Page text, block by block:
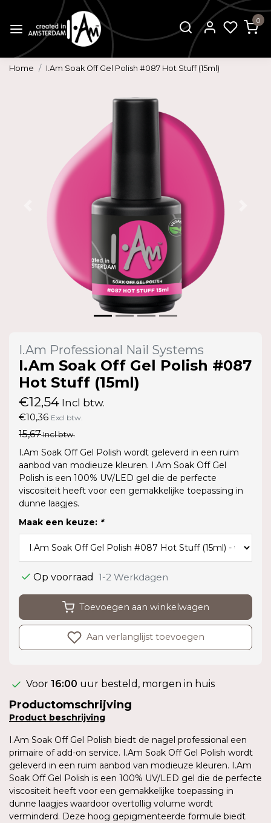
0
Home I.Am Soak Off Gel Polish #087 Hot Stuff (15ml)
I.Am Professional Nail Systems
I.Am Soak Off Gel Polish #087
Hot Stuff (15ml)
€12,54 Incl btw.
€10,36 Excl btw.
15,67Incl btw.
I.Am Soak Off Gel Polish wordt geleverd in een ruim
aanbod van modieuze kleuren. I.Am Soak Off Gel
Polish is een 100% UV/LED gel die de perfecte
viscositeit heeft voor een gemakkelijke toepassing in
dunne laagjes.
Maak een keuze: *
Op voorraad 1-2 Werkdagen
Toevoegen aan winkelwagen
Aan verlanglijst toevoegen
Voor 16:00 uur besteld, morgen in huis
Productomschrijving
Product beschrijving
I.Am Soak Off Gel Polish biedt de nagel professional een
primaire of add-on service. I.Am Soak Off Gel Polish wordt
geleverd in een ruim aanbod van modieuze kleuren. I.Am
Soak Off Gel Polish is een 100% UV/LED gel die de perfecte
viscositeit heeft voor een gemakkelijke toepassing in
dunne laagjes waardoor overtollig volume wordt
verminderd. Deze hoog gepigmenteerde formule biedt